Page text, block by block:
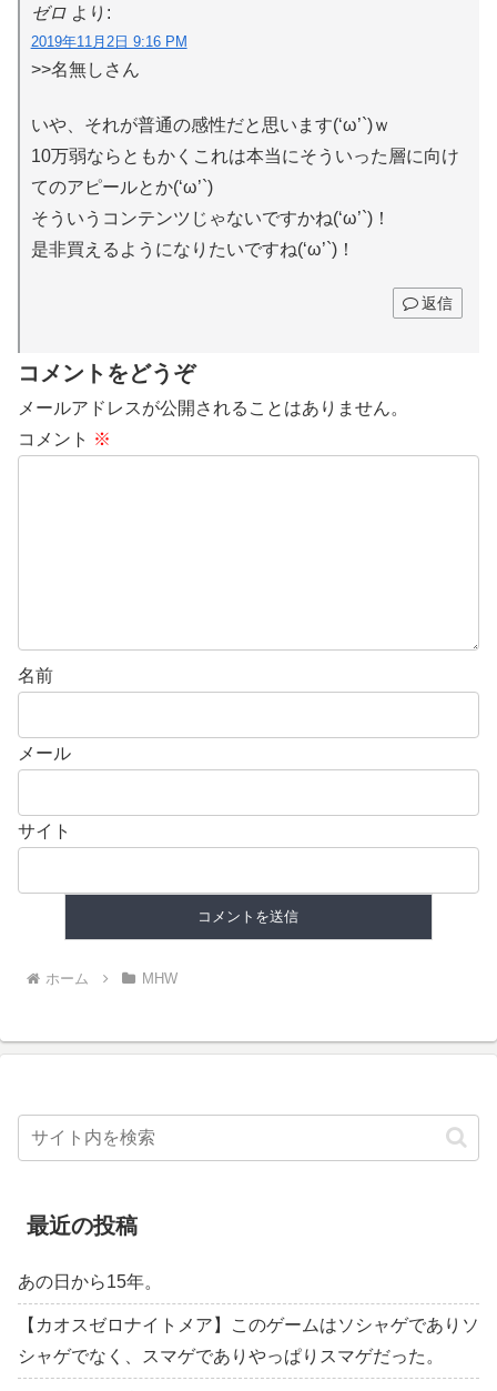
ゼロ より:
2019年11月2日 9:16 PM
>>名無しさん
いや、それが普通の感性だと思います(‘ω’`)ｗ
10万弱ならともかくこれは本当にそういった層に向け
てのアピールとか(‘ω’`)
そういうコンテンツじゃないですかね(‘ω’`)！
是非買えるようになりたいですね(‘ω’`)！
返信
コメントをどうぞ
メールアドレスが公開されることはありません。
コメント ※
名前
メール
サイト
ホーム MHW
最近の投稿
あの日から15年。
【カオスゼロナイトメア】このゲームはソシャゲでありソ
シャゲでなく、スマゲでありやっぱりスマゲだった。